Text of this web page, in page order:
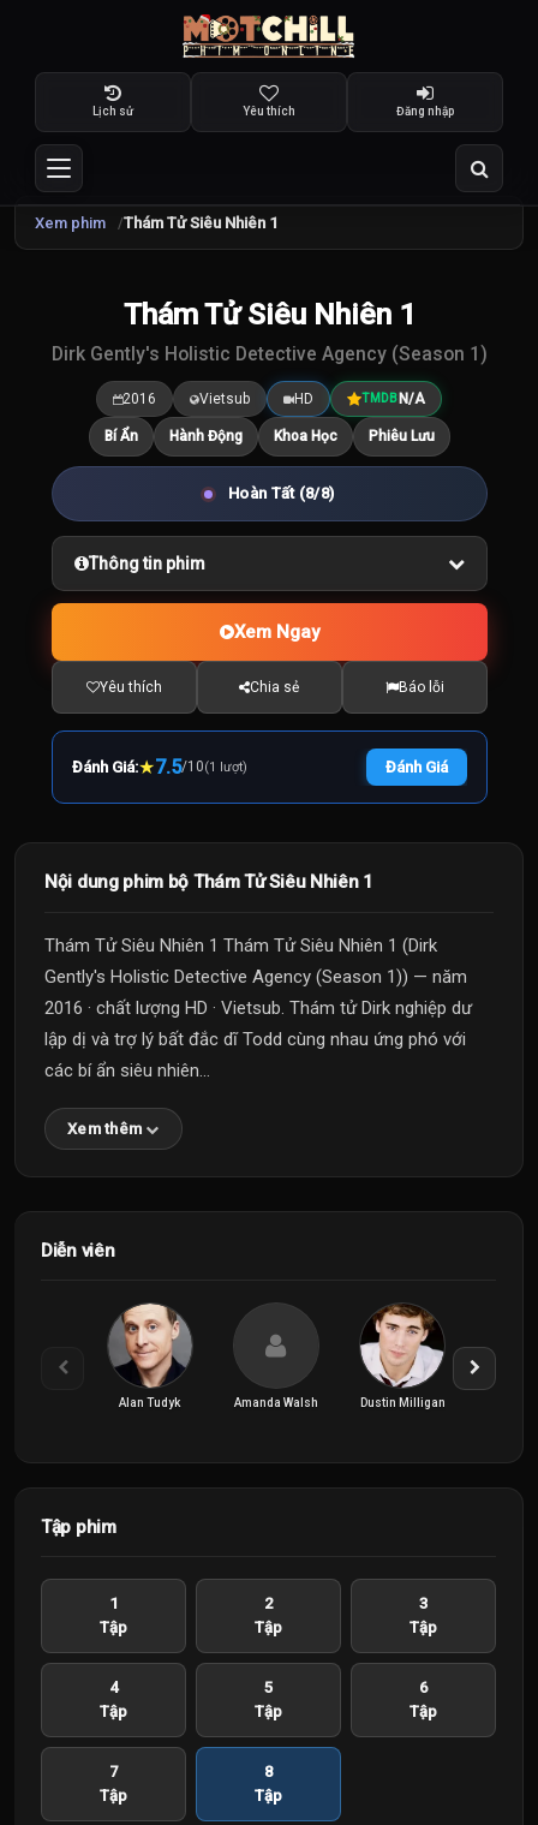
Lịch sử Yêu thích Đăng nhập
Xem phim Thám Tử Siêu Nhiên 1
7.5
Thám Tử Siêu Nhiên 1
Dirk Gently's Holistic Detective Agency (Season 1)
2016 Vietsub HD TMDB N/A
Bí Ẩn Hành Động Khoa Học Phiêu Lưu
Hoàn Tất (8/8)
Thông tin phim
Xem Ngay
Yêu thích Chia sẻ Báo lỗi
Đánh Giá:★7.5/10(1 lượt) Đánh Giá
Nội dung phim bộ Thám Tử Siêu Nhiên 1
Thám Tử Siêu Nhiên 1 Thám Tử Siêu Nhiên 1 (Dirk
Gently's Holistic Detective Agency (Season 1)) — năm
2016 · chất lượng HD · Vietsub. Thám tử Dirk nghiệp dư
lập dị và trợ lý bất đắc dĩ Todd cùng nhau ứng phó với
các bí ẩn siêu nhiên...
Xem thêm
Diễn viên
Alan Tudyk Amanda Walsh Dustin Milligan
Tập phim
1
Tập
2
Tập
3
Tập
4
Tập
5
Tập
6
Tập
7
Tập
8
Tập